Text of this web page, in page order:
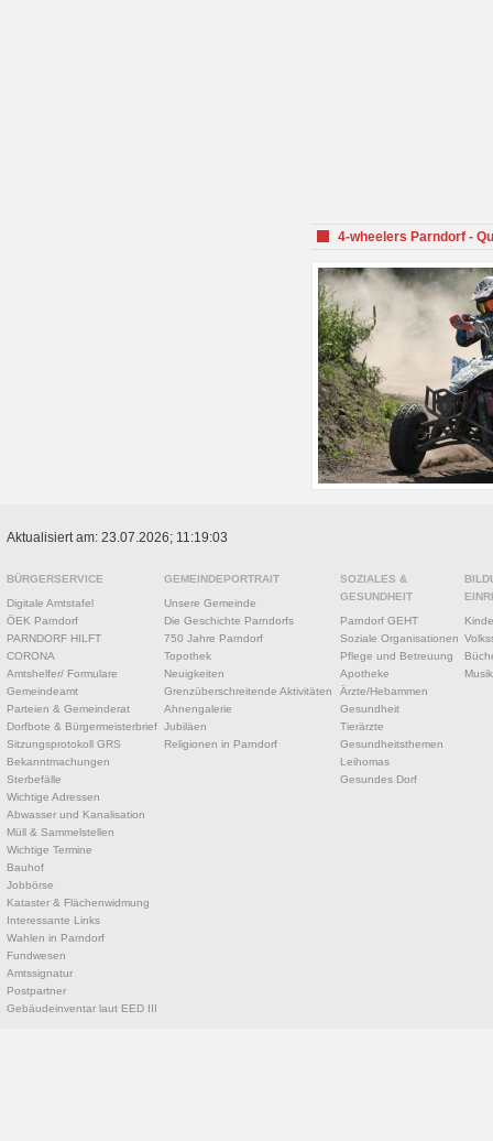
4-wheelers Parndorf -
Aktualisiert am: 23.07.2026; 11:19:03
BÜRGERSERVICE
Digitale Amtstafel
ÖEK Parndorf
PARNDORF HILFT
CORONA
Amtshelfer/ Formulare
Gemeindeamt
Parteien & Gemeinderat
Dorfbote & Bürgermeisterbrief
Sitzungsprotokoll GRS
Bekanntmachungen
Sterbefälle
Wichtige Adressen
Abwasser und Kanalisation
Müll & Sammelstellen
Wichtige Termine
Bauhof
Jobbörse
Kataster & Flächenwidmung
Interessante Links
Wahlen in Parndorf
Fundwesen
Amtssignatur
Postpartner
Gebäudeinventar laut EED III
GEMEINDEPORTRAIT
Unsere Gemeinde
Die Geschichte Parndorfs
750 Jahre Parndorf
Topothek
Neuigkeiten
Grenzüberschreitende Aktivitäten
Ahnengalerie
Jubiläen
Religionen in Parndorf
SOZIALES &
GESUNDHEIT
Parndorf GEHT
Soziale Organisationen
Pflege und Betreuung
Apotheke
Ärzte/Hebammen
Gesundheit
Tierärzte
Gesundheitsthemen
Leihomas
Gesundes Dorf